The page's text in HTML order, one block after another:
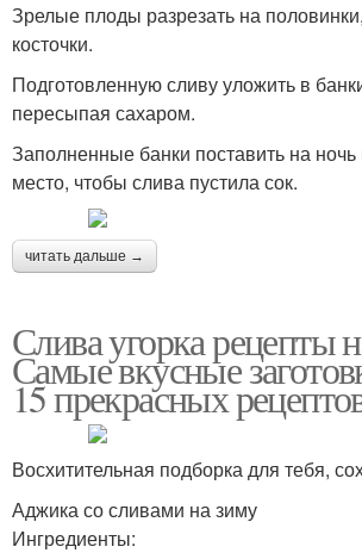
Зрелые плоды разрезать на
косточки.
Подготовленную сливу уложить в
пересыпая сахаром.
Заполненные банки поставить на
место, чтобы слива пустила сок.
читать дальше →
Слива угорка рецепты
Самые вкусные
15 прекрасных
Восхитительная подборка для тебя,
Аджика со сливами на зиму
Ингредиенты: